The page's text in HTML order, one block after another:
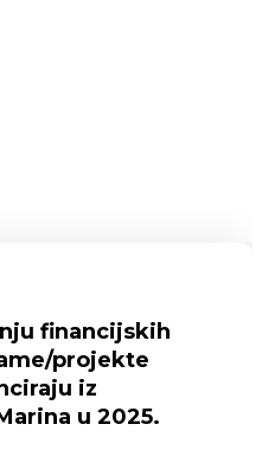
financijskih
projekte
iz
u 2025.